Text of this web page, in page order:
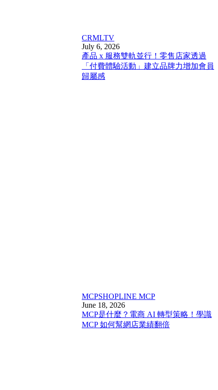
CRMLTV
July 6, 2026
產品 x 服務雙軌並行！零售店家透過
「付費體驗活動」建立品牌力增加會員
歸屬感
MCPSHOPLINE MCP
June 18, 2026
MCP是什麼？電商 AI 轉型策略！學識
MCP 如何幫網店業績翻倍